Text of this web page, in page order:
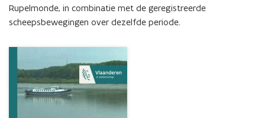
Rupelmonde, in combinatie met de geregistreerde
scheepsbewegingen over dezelfde periode.